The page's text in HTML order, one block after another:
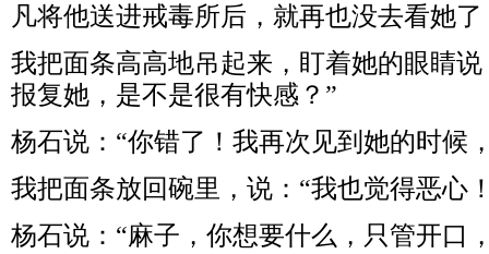
凡将他送进戒毒所后，就再也没去看她了
我把面条高高地吊起来，盯着她的眼睛
报复她，是不是很有快感？”
杨石说：“你错了！我再次见到她的时候
我把面条放回碗里，说：“我也觉得恶心
杨石说：“麻子，你想要什么，只管开口